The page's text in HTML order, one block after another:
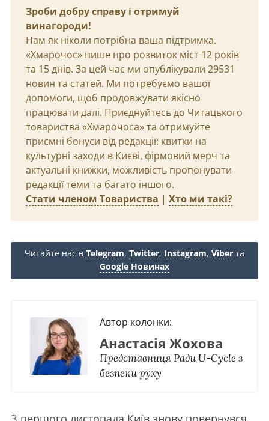
Зроби добру справу і отримуй
винагороди!
Нам як ніколи потрібна ваша підтримка.
«Хмарочос» пише про розвиток міст 12 років
та 15 днів. За цей час ми опублікували 29531
новин та статей. Ми потребуємо вашої
допомоги, щоб продовжувати якісно
працювати далі. Приєднуйтесь до Читацького
товариства «Хмарочоса» та отримуйте
приємні бонуси від редакції: квитки на
культурні заходи в Києві, фірмовий мерч та
актуальні книжки, можливість пропонувати
редакції теми та багато іншого.
Стати членом Товариства | Хто ми такі?
Читайте нас в Telegram, Twitter, Instagram, Viber та
Google Новинах
Автор колонки:
Анастасія Жохова
Представниця Ради U-Cycle з
безпеки руху